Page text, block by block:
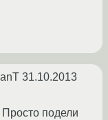
31.10.2013
подели